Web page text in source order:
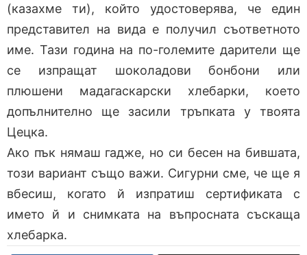
(казахме ти), който удостоверява, че един
представител на вида е получил съответното
име. Тази година на по-големите дарители ще
се изпращат шоколадови бонбони или
плюшени мадагаскарски хлебарки, което
допълнително ще засили тръпката у твоята
Цецка.
Ако пък нямаш гадже, но си бесен на бившата,
този вариант също важи. Сигурни сме, че ще я
вбесиш, когато й изпратиш сертификата с
името й и снимката на въпросната съскаща
хлебарка.